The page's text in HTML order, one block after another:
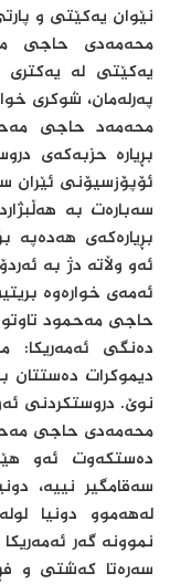
نێوان یەکێتی و
محەمەدی حاجی
یەکێتی لە
پەرلەمان، شوکری
محه‌مه‌د حاجی
بڕیارە حزبەکەی
ئۆپۆزسیۆنی ئێران
سەبارەت بە
بڕیارەکەی
ئەو وڵاتە دژ بە
ئەمەی خوارەوە
حاجی مه‌حمود
دەنگی ئەمەریکا:
دیموکرات دەستتان
نوێ. دروستکردنی
محەمەدی حاجی
دەستکەوت ئەو
سەقامگیر نییە،
لەهەموو دونیا
نموونە گەر
سەرەتا کەشتی و